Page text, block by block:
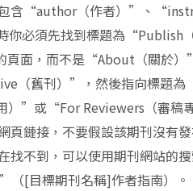
包含“author（作者）”、
必須先找到標題為“Publish
面，而不是“About（關於
（舊刊）”，然後指向標題為
）”或“For Reviewers（審稿
鏈接，不要假設該期刊沒有
找不到，可以使用期刊網站的
[目標期刊名稱]作者指南）。